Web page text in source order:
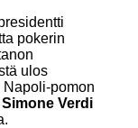
pokerin
ulos
pomon
Simone Verdi